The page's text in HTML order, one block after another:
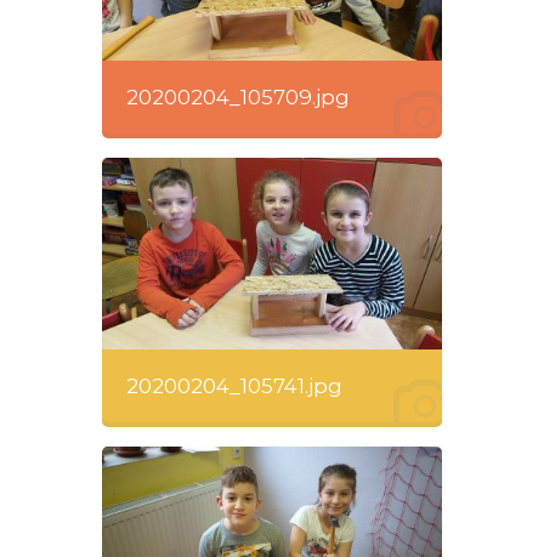
20200204_105709.jpg
20200204_105741.jpg